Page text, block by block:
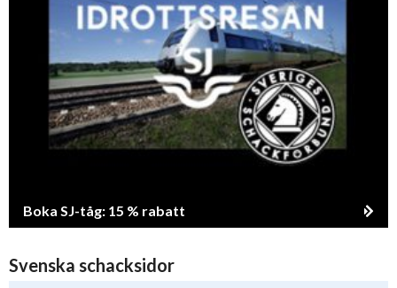
Boka SJ-tåg: 15 % rabatt
Svenska schacksidor